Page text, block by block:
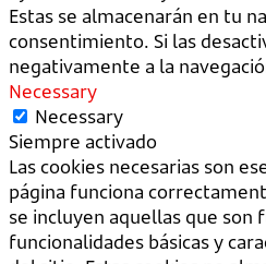
Estas se almacenarán en tu
consentimiento. Si las
negativamente a la
Necessary
Necessary
Siempre activado
Las cookies necesarias son
página funciona
se incluyen aquellas que son
funcionalidades básicas y